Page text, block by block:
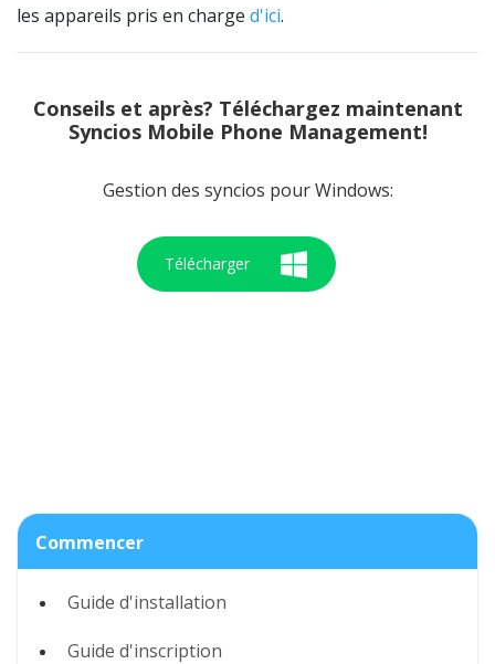
les appareils pris en charge d'ici.
Conseilset après? Téléchargez maintenant
Syncios Mobile Phone Management!
Gestion des syncios pour Windows:
Télécharger
Commencer
Guide d'installation
Guide d'inscription